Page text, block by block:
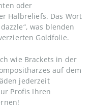
oder
Halbreliefs. Das Wort
was blenden
Goldfolie.
wie Brackets in der
auf dem
jederzeit
Profis Ihren